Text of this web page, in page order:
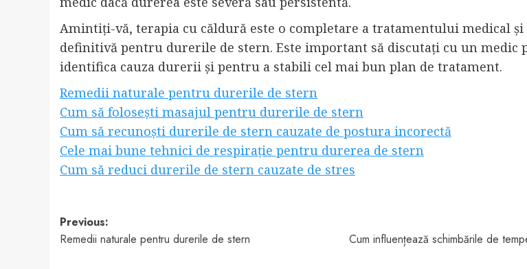
Amintiți-vă, terapia cu căldură este o completare a tratamentului medical
definitivă pentru durerile de stern. Este important să discutați cu un medic
identifica cauza durerii și pentru a stabili cel mai bun plan de tratament.
Remedii naturale pentru durerile de stern
Cum să folosești masajul pentru durerile de stern
Cum să recunoști durerile de stern cauzate de postura incorectă
Cele mai bune tehnici de respirație pentru durerea de stern
Cum să reduci durerile de stern cauzate de stres
Post
navigation
Previous:
Remedii naturale pentru durerile de stern
Cum influențează schimbările de